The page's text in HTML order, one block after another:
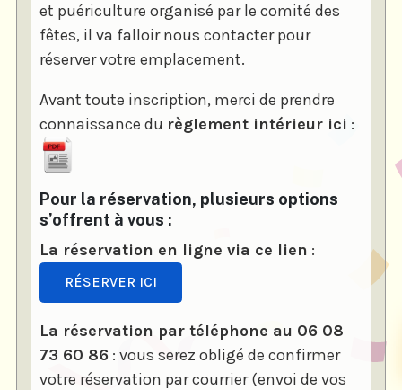
et puériculture organisé par le comité des
fêtes, il va falloir nous contacter pour
réserver votre emplacement.
Avant toute inscription, merci de prendre
connaissance du règlement intérieur ici :
Pour la réservation, plusieurs options
s’offrent à vous :
La réservation en ligne via ce lien :
RÉSERVER ICI
La réservation par téléphone au 06 08
73 60 86 : vous serez obligé de confirmer
votre réservation par courrier (envoi de vos